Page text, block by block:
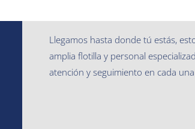
Llegamos hasta donde tú estás,
amplia flotilla y personal
atención y seguimiento en cada